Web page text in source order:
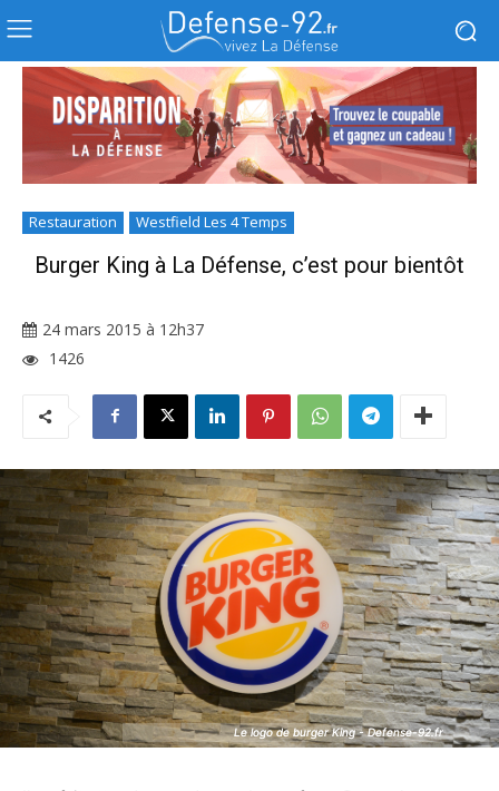
Restauration Westfield Les 4 Temps
Burger King à La Défense, c’est pour bientôt
24 mars 2015 à 12h37
1426
Le logo de burger King - Defense-92.fr
Le logo de burger King - Defense-92.fr